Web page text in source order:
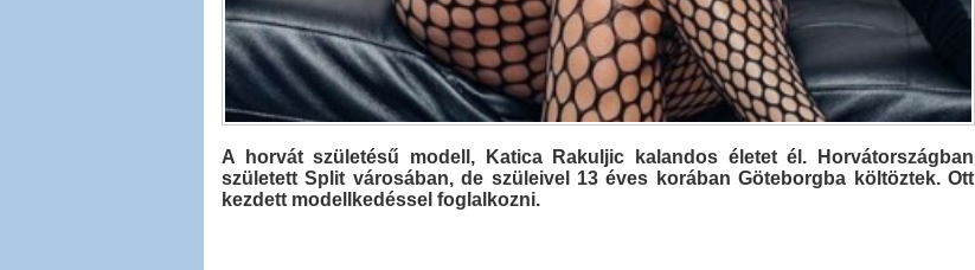
A horvát születésű modell, Katica Rakuljic kalandos életet él. Horvátországban
született Split városában, de szüleivel 13 éves korában Göteborgba költöztek. Ott
kezdett modellkedéssel foglalkozni.